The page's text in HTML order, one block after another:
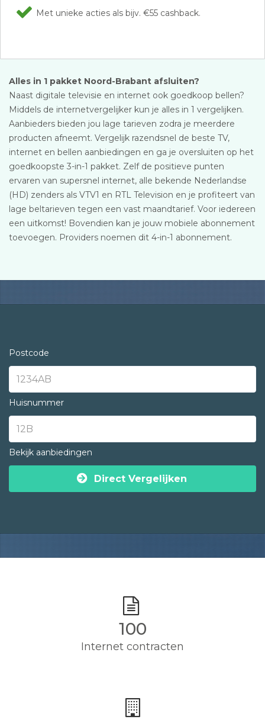
Met unieke acties als bijv. €55 cashback.
Alles in 1 pakket Noord-Brabant afsluiten?
Naast digitale televisie en internet ook goedkoop bellen?
Middels de internetvergelijker kun je alles in 1 vergelijken.
Aanbieders bieden jou lage tarieven zodra je meerdere
producten afneemt. Vergelijk razendsnel de beste TV,
internet en bellen aanbiedingen en ga je oversluiten op het
goedkoopste 3-in-1 pakket. Zelf de positieve punten
ervaren van supersnel internet, alle bekende Nederlandse
(HD) zenders als VTV1 en RTL Television en je profiteert van
lage beltarieven tegen een vast maandtarief. Voor iedereen
een uitkomst! Bovendien kan je jouw mobiele abonnement
toevoegen. Providers noemen dit 4-in-1 abonnement.
Postcode
Huisnummer
Bekijk aanbiedingen
Direct Vergelijken
100
Internet contracten